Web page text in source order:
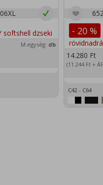
M.egység: db
- 20 %
14.280 Ft
(11.244 Ft+
C42 - C64